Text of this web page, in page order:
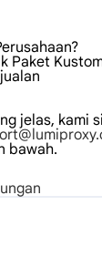
Paket
jelas, kami
bawah.